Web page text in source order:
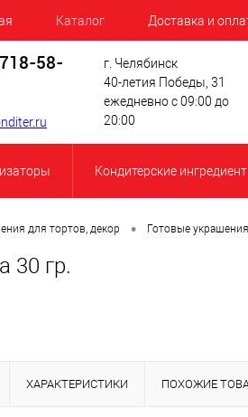
Каталог Доставка и
58-
г. Челябинск
40-летия Победы, 31
ежедневно с 09:00 до
20:00
Кондитерские
для тортов, декор • Готовые
30 гр.
ХАРАКТЕРИСТИКИ ПОХОЖИЕ